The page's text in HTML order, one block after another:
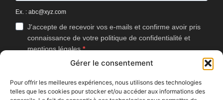
Gérer le consentement
Pour offrir les meilleures expériences, nous utilisons des technologies
telles que les cookies pour stocker et/ou accéder aux informations des
Ex. : abc@xyz.com
J'accepte de recevoir vos e-mails et confirme avoir pris
connaissance de votre politique de confidentialité et
mentions légales.
Vous pouvez vous désinscrire à tout moment en cliquant sur le lien
J'accepte que Bike Café mesure l'ouverture des